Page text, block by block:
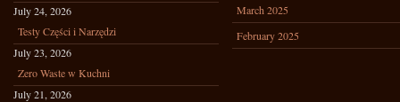
July 24, 2026
Testy Części i Narzędzi
July 23, 2026
Zero Waste w Kuchni
July 21, 2026
March 2025
February 2025